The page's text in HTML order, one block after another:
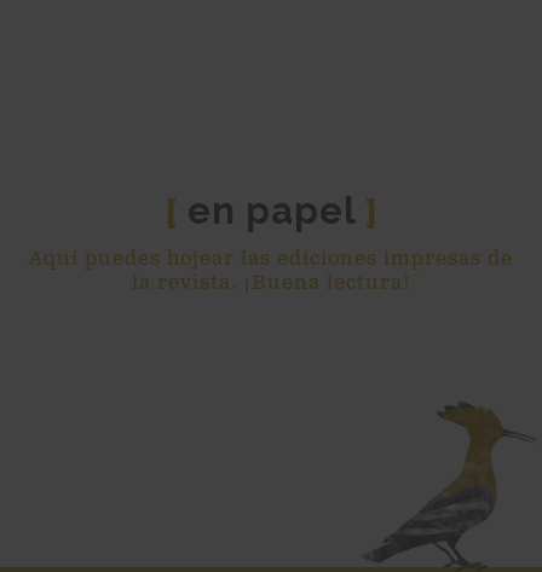
[ en papel ]
Aquí puedes hojear las ediciones impresas de
la revista. ¡Buena lectura!